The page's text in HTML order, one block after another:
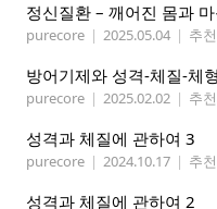
정신질환 – 깨어진 몸과
purecore | 2025.05.04 | 추
방어기제와 성격-체질-체
purecore | 2025.02.02 | 추
성격과 체질에 관하여 3
purecore | 2024.10.17 | 추
성격과 체질에 관하여 2